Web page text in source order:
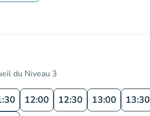
du Niveau 3
12:00 12:30 13:00 13:30